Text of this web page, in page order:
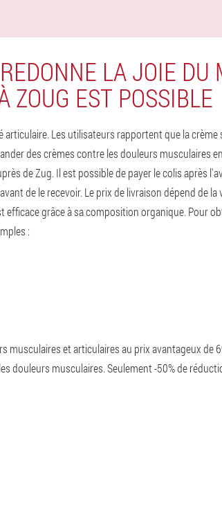
LA JOIE DU
ZOUG EST POSSIBLE
Les utilisateurs rapportent que la
des crèmes contre les douleurs musculaires
de Zug. Il est possible de payer le colis après
de le recevoir. Le prix de livraison dépend de
grâce à sa composition organique. Pour
:
et articulaires au prix avantageux de
douleurs musculaires. Seulement -50% de